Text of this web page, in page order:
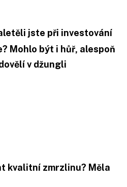
jste při investování
Mohlo být i hůř, alespoň
v džungli
kvalitní zmrzlinu? Měla